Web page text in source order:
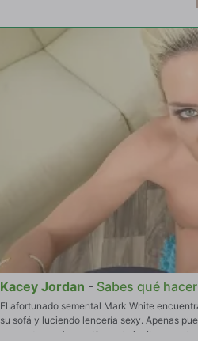
Kacey Jordan - Sabes qué hacer
El afortunado semental Mark White
su sofá y luciendo lencería sexy. Apenas
momento, por lo que Kacey lo invita a